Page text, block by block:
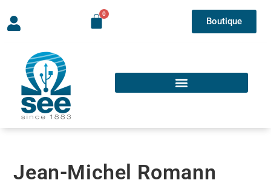
Boutique
Jean-Michel Romann